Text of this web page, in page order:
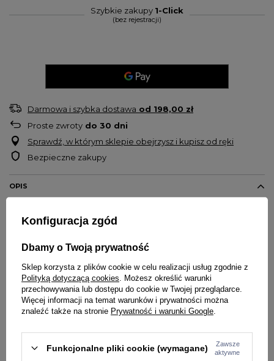
Szybkie zakupy 1-Click
(bez rejestracji)
Darmowa i szybka dostawa od 198,00 zł
Proste zwroty do 30 dni
Sprawdź, w którym sklepie obejrzysz i kupisz od ręki
Bezpieczne zakupy
OPIS
Klasyczne bokserki męskie marki
Krój regularny
Wykonane z wysoko gatunkowej mieszkanki bawełny i elastanu
Gramatura materiału 200g/m2
Materiał: 95 % bawełna, 5% elastan
ustawy o prawach konsumenta nie podlega zwrotowi. Prosimy o
przemyślane zakupy.
Konfiguracja zgód
Dbamy o Twoją prywatność
Sklep korzysta z plików cookie w celu realizacji usług zgodnie z
Polityką dotyczącą cookies . Możesz określić warunki
przechowywania lub dostępu do cookie w Twojej przeglądarce.
Więcej informacji na temat warunków i prywatności można
znaleźć także na stronie Prywatność i warunki Google
Funkcjonalne pliki cookie (wymagane)
Zawsze
aktywne